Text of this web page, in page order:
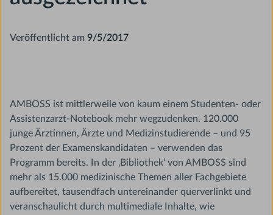
Veröffentlicht am 9/5/2017
AMBOSS ist mittlerweile von kaum einem Studenten- oder
Assistenzarzt-Notebook mehr wegzudenken. 120.000
junge Ärztinnen, Ärzte und Medizinstudierende – und 95
Prozent der Examenskandidaten – verwenden das
Programm bereits. In der ‚Bibliothek‘ von AMBOSS sind
mehr als 15.000 medizinische Themen aller Fachgebiete
aufbereitet, tausendfach untereinander querverlinkt und
veranschaulicht durch multimediale Inhalte, wie